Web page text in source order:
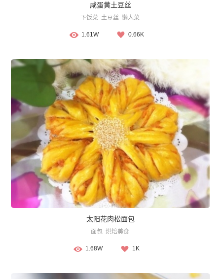
咸蛋黄土豆丝
下饭菜 土豆丝 懒人菜
1.61W 0.66K
太阳花肉松面包
面包 烘焙美食
1.68W 1K